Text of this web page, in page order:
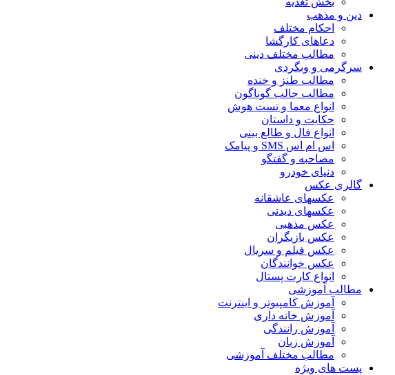
دین و مذهب
احکام مختلف
دعاهای کارگشا
مطالب مختلف دینی
سرگرمی و وبگردی
مطالب طنز و خنده
مطالب جالب گوناگون
انواع معما و تست هوش
حکایت و داستان
انواع فال و طالع بینی
اس ام اس SMS و پیامک
مصاحبه و گفتگو
دنیای خودرو
گالری عکس
عکسهای عاشقانه
عکسهای دیدنی
عکس مذهبی
عکس بازیگران
عکس فیلم و سریال
عکس خوانندگان
انواع کارت پستال
مطالب آموزشی
آموزش کامپیوتر و اینترنت
آموزش خانه داری
آموزش رانندگی
آموزش زبان
مطالب مختلف آموزشی
پست های ویژه